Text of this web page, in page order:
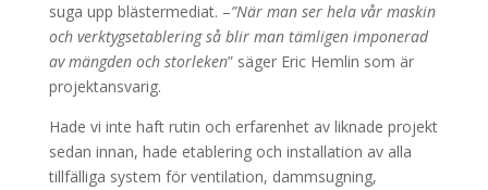
suga upp blästermediat. –”När man ser hela vår maskin
och verktygsetablering så blir man tämligen imponerad
av mängden och storleken” säger Eric Hemlin som är
projektansvarig.
Hade vi inte haft rutin och erfarenhet av liknade projekt
sedan innan, hade etablering och installation av alla
tillfälliga system för ventilation, dammsugning,